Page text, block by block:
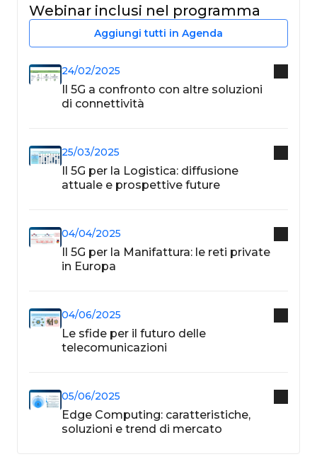
Webinar inclusi nel programma
Aggiungi tutti in Agenda
24/02/2025
Il 5G a confronto con altre soluzioni
di connettività
25/03/2025
Il 5G per la Logistica: diffusione
attuale e prospettive future
04/04/2025
Il 5G per la Manifattura: le reti private
in Europa
04/06/2025
Le sfide per il futuro delle
telecomunicazioni
05/06/2025
Edge Computing: caratteristiche,
soluzioni e trend di mercato